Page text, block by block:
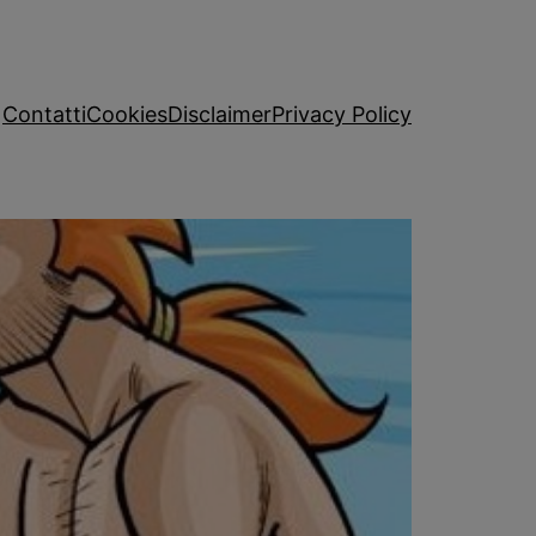
ContattiCookiesDisclaimerPrivacy Policy